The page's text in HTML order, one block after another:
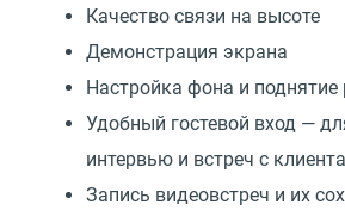
Качество связи на высоте
Демонстрация экрана
Настройка фона и поднятие
Удобный гостевой вход —
интервью и встреч с
Запись видеовстреч и их